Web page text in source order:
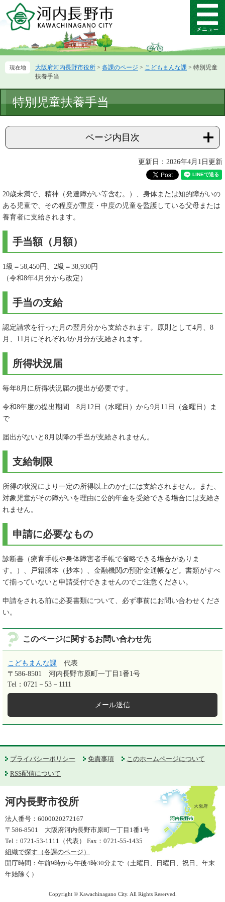
ー
先
ニ
を
て
メ
ニ
ー
大阪府河内長野市役所 > 各課のページ > こどもまんな課 > 特別児童
扶養手当
文
特別児童扶養手当
ページ内目次
更新日：2026年4月1日更新
20歳未満で、精神（発達障がい等含む。）、身体または知的障がいの
ある児童で、その程度が重度・中度の児童を監護している父母または
養育者に支給されます。
手当額（月額）
1級＝58,450円、2級＝38,930円
（令和8年4月分から改定）
手当の支給
認定請求を行った月の翌月分から支給されます。原則として4月、8
月、11月にそれぞれ4か月分が支給されます。
所得状況届
毎年8月に所得状況届の提出が必要です。
令和8年度の提出期間 8月12日（水曜日）から9月11日（金曜日）ま
で
届出がないと8月以降の手当が支給されません。
支給制限
所得の状況により一定の所得以上のかたには支給されません。また、
対象児童がその障がいを理由に公的年金を受給できる場合には支給さ
れません。
申請に必要なもの
診断書（療育手帳や身体障害者手帳で省略できる場合がありま
す。）、戸籍謄本（抄本）、金融機関の預貯金通帳など。書類がすべ
て揃っていないと申請受付できませんのでご注意ください。
申請をされる前に必要書類について、必ず事前にお問い合わせくださ
い。
このページに関するお問い合わせ先
こどもまんな課
代表
〒586-8501
河内長野市原町一丁目1番1号
Tel：0721－53－1111
メール送信
プライバシーポリシー 免責事項
このホームページについて
RSS配信について
河内長野市役所
法人番号：6000020272167
〒586-8501 大阪府河内長野市原町一丁目1番1号
Tel：0721-53-1111（代表） Fax：0721-55-1435
組織で探す（各課のページ）
開庁時間：午前9時から午後4時30分まで（土曜日、日曜日、祝日、年末
年始除く）
Copyright © Kawachinagano City. All Rights Reserved.